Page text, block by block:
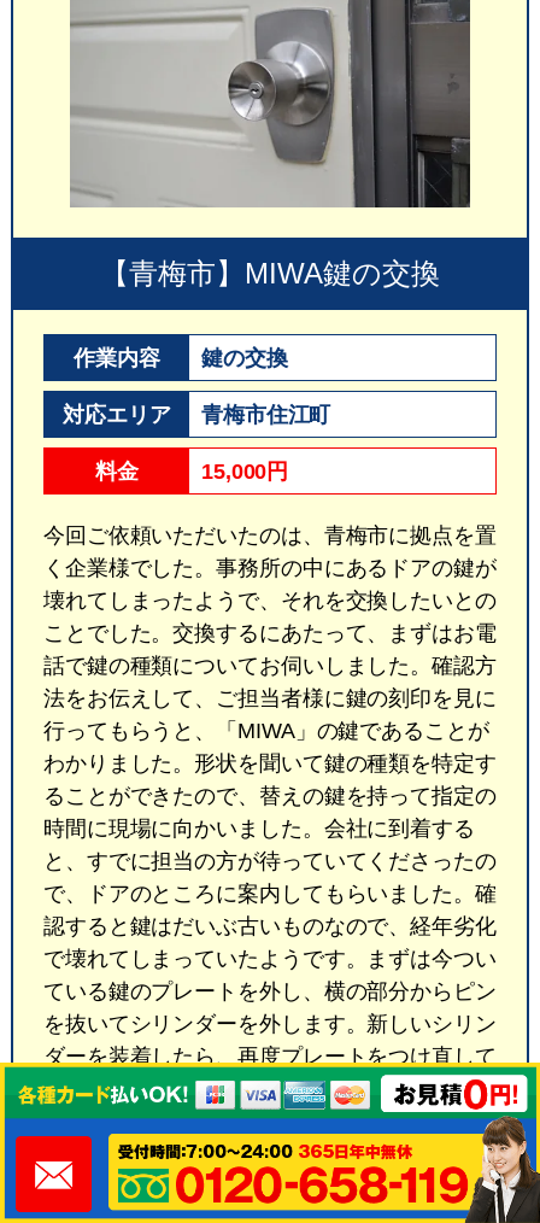
【青梅市】MIWA鍵の交換
作業内容 鍵の交換
対応エリア 青梅市住江町
料金 15,000円
今回ご依頼いただいたのは、青梅市に拠点を置
く企業様でした。事務所の中にあるドアの鍵が
壊れてしまったようで、それを交換したいとの
ことでした。交換するにあたって、まずはお電
話で鍵の種類についてお伺いしました。確認方
法をお伝えして、ご担当者様に鍵の刻印を見に
行ってもらうと、「MIWA」の鍵であることが
わかりました。形状を聞いて鍵の種類を特定す
ることができたので、替えの鍵を持って指定の
時間に現場に向かいました。会社に到着する
と、すでに担当の方が待っていてくださったの
で、ドアのところに案内してもらいました。確
認すると鍵はだいぶ古いものなので、経年劣化
で壊れてしまっていたようです。まずは今つい
ている鍵のプレートを外し、横の部分からピン
を抜いてシリンダーを外します。新しいシリン
ダーを装着したら、再度プレートをつけ直して
問題なく扉が利用できるかどうかを確認して作
業終了となりました。今回は1箇所の扉のみで
したが、担当者の方によると他にも鍵の動きが
悪くなっている場所が複数あるそうです。見さ